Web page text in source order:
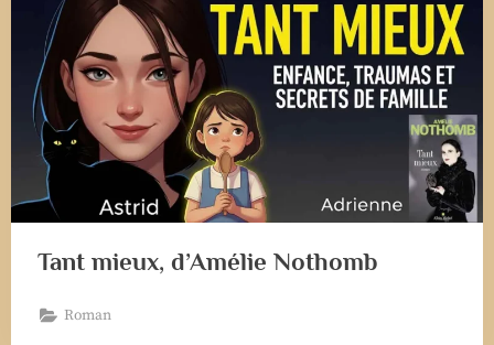
Tant mieux, d’Amélie Nothomb
Roman